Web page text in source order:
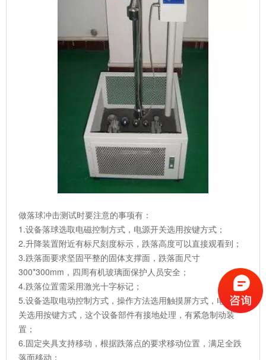
做落球冲击测试时要注意的事项有：
1.设备落球选取电磁控制方式，电源开关选用按键方式；
2.升降装置附近有标尺刻度标示，跌落高度可以直接观看到；
3.跌落面要求坚固平整的固体支撑面，跌落面尺寸
300*300mm，四周有机玻璃面保护人员安全；
4.跌落位置需采用激光十字标记；
5.设备选取电动控制方式，操作方法选用触摸屏方式，电源开
关选用按键方式，这个设备部件有接地处理，有紧急制动装
置；
6.固定夹具支持移动，根据跌落点的要求移动位置，满足全跌
落面移动；